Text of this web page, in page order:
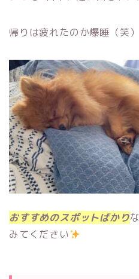
帰りは疲れたのか爆睡（笑）
おすすめのスポットばかり
みてください